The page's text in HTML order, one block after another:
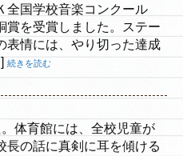
全国学校音楽コンクール
賞を受賞しました。ステー
表情には、やり切った達成
続きを読む
体育館には、全校児童が
長の話に真剣に耳を傾ける